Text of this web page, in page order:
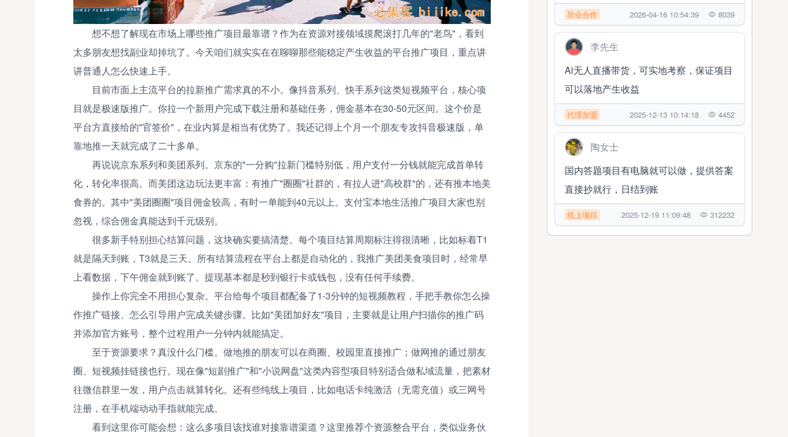
想不想了解现在市场上哪些推广项目最靠谱？作为在资源对接领域摸爬滚打几年的"老鸟"，看到
太多朋友想找副业却掉坑了。今天咱们就实实在在聊聊那些能稳定产生收益的平台推广项目，重点讲
讲普通人怎么快速上手。
目前市面上主流平台的拉新推广需求真的不小。像抖音系列、快手系列这类短视频平台，核心项
目就是极速版推广。你拉一个新用户完成下载注册和基础任务，佣金基本在30-50元区间。这个价是
平台方直接给的"官签价"，在业内算是相当有优势了。我还记得上个月一个朋友专攻抖音极速版，单
靠地推一天就完成了二十多单。
再说说京东系列和美团系列。京东的"一分购"拉新门槛特别低，用户支付一分钱就能完成首单转
化，转化率很高。而美团这边玩法更丰富：有推广"圈圈"社群的，有拉人进"高校群"的，还有推本地美
食券的。其中"美团圈圈"项目佣金较高，有时一单能到40元以上。支付宝本地生活推广项目大家也别
忽视，综合佣金真能达到千元级别。
很多新手特别担心结算问题，这块确实要搞清楚。每个项目结算周期标注得很清晰，比如标着T1
就是隔天到账，T3就是三天。所有结算流程在平台上都是自动化的，我推广美团美食项目时，经常早
上看数据，下午佣金就到账了。提现基本都是秒到银行卡或钱包，没有任何手续费。
操作上你完全不用担心复杂。平台给每个项目都配备了1-3分钟的短视频教程，手把手教你怎么操
作推广链接、怎么引导用户完成关键步骤。比如"美团加好友"项目，主要就是让用户扫描你的推广码
并添加官方账号，整个过程用户一分钟内就能搞定。
至于资源要求？真没什么门槛。做地推的朋友可以在商圈、校园里直接推广；做网推的通过朋友
圈、短视频挂链接也行。现在像"短剧推广"和"小说网盘"这类内容型项目特别适合做私域流量，把素材
往微信群里一发，用户点击就算转化。还有些纯线上项目，比如电话卡纯激活（无需充值）或三网号
注册，在手机端动动手指就能完成。
看到这里你可能会想：这么多项目该找谁对接靠谱渠道？这里推荐个资源整合平台，类似业务伙
寻找合伙
异业合作 2026-04-16 10:54:39 8039
李先生
Ai无人直播带货，可实地考察，保证项目
可以落地产生收益
代理加盟 2025-12-13 10:14:18 4452
陶女士
国内答题项目有电脑就可以做，提供答案
直接抄就行，日结到账
线上项目 2025-12-19 11:09:48 312232